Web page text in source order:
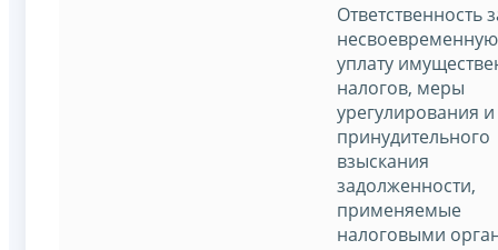
Ответственность
несвоевременную
уплату
налогов, меры
урегулирования и
принудительного
взыскания
задолженности,
применяемые
налоговыми